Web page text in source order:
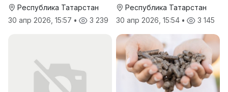
Республика Татарстан
30 апр 2026, 15:57 • 3 239
Республика Татарстан
30 апр 2026, 15:54 • 3 145